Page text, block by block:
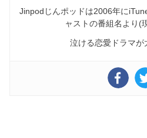
Jinpodじんポッドは2006年に
ャストの番組名より(
泣ける恋愛ドラマが